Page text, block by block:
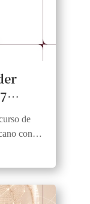
de
con
y fondos